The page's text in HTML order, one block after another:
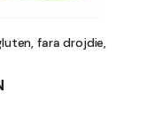
fara drojdie,